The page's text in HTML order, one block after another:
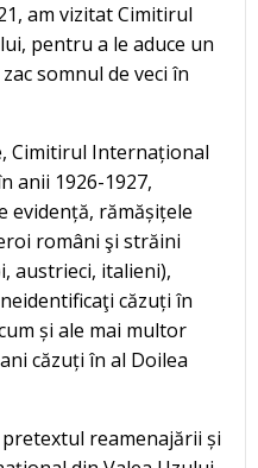
am vizitat Cimitirul
pentru a le aduce un
somnul de veci în
Cimitirul Internațional
anii 1926-1927,
evidență, rămășițele
români şi străini
austrieci, italieni),
căzuți în
și ale mai multor
căzuți în al Doilea
reamenajării și